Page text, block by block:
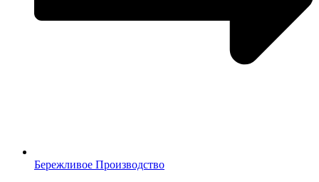
Бережливое Производство